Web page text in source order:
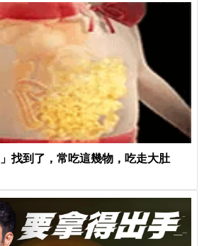
找到了，常吃這幾物，吃走大肚